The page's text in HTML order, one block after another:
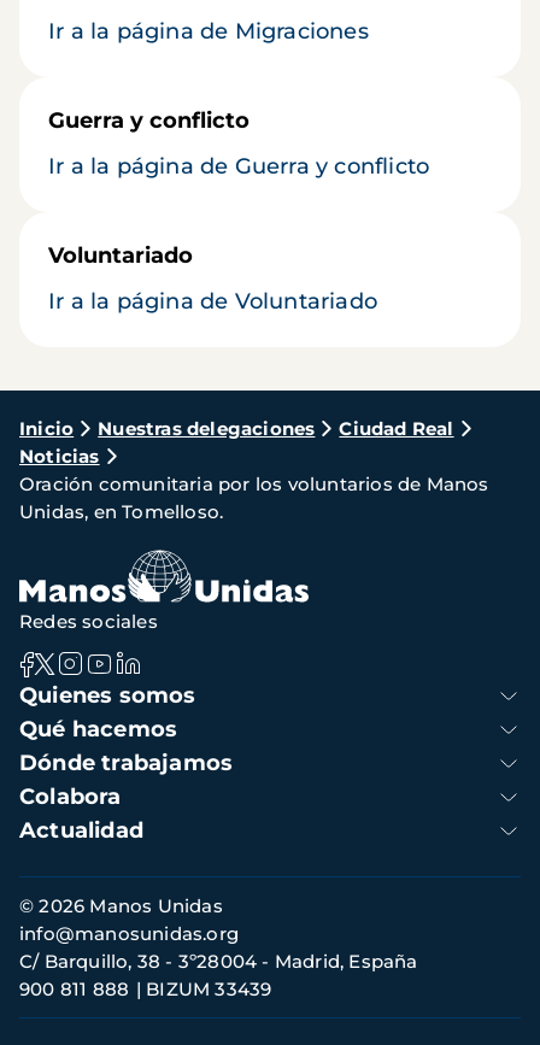
Ir a la página de Migraciones
Guerra y conflicto
Ir a la página de Guerra y conflicto
Voluntariado
Ir a la página de Voluntariado
Ruta
de
navegación
Inicio Nuestras delegaciones
Ciudad Real
Noticias
Oración comunitaria por los voluntarios de Manos
Unidas, en Tomelloso.
Navegación
principal
Quienes somos
Qué hacemos
Dónde trabajamos
Colabora
Actualidad
Redes sociales
Información
de
contacto
© 2026 Manos Unidas
C/ Barquillo, 38 - 3º28004 - Madrid, España
900 811 888
BIZUM 33439
info@manosunidas.org